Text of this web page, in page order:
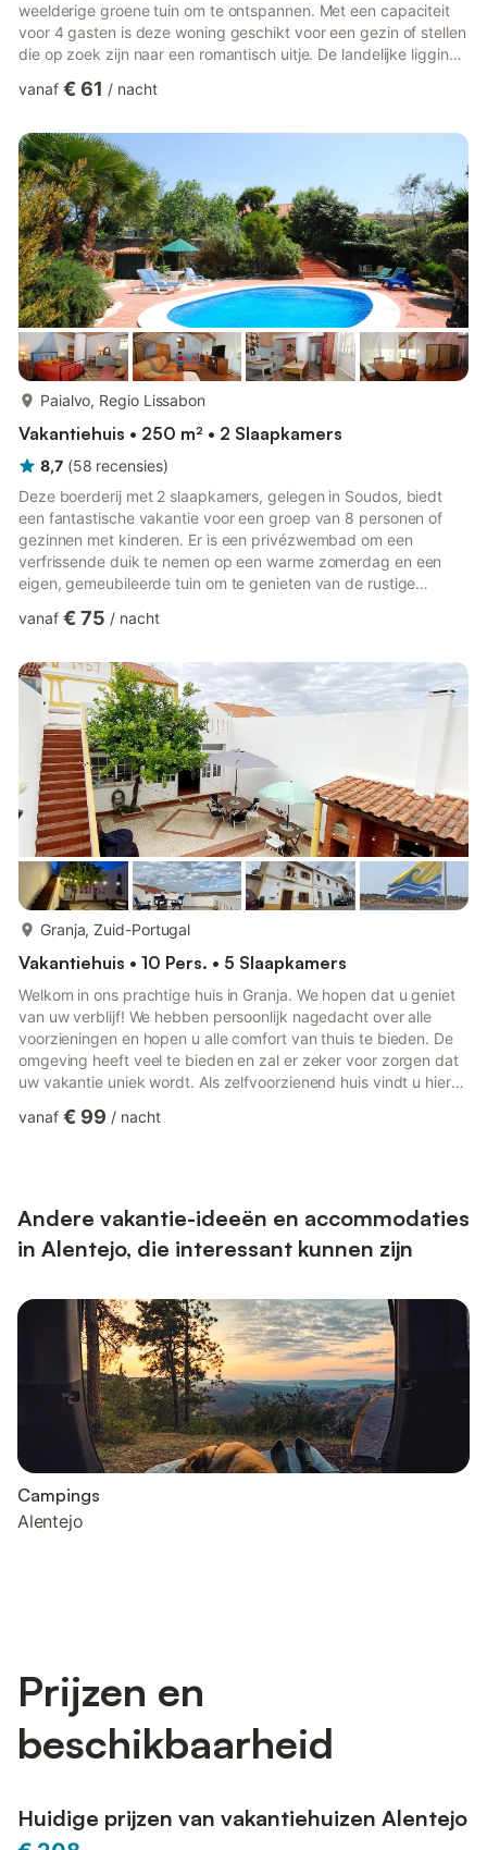
weelderige groene tuin om te ontspannen. Met een capaciteit
voor 4 gasten is deze woning geschikt voor een gezin of stellen
die op zoek zijn naar een romantisch uitje. De landelijke ligging
en de natuurpaden in de regio te verkennen. Als koken niet uw
op 1 km afstand. U kunt ook genieten van de zon en
ontspannen aan de oevers van het meer, op 10 km afstand...
vanaf € 61 / nacht
Paialvo, Regio Lissabon
Vakantiehuis • 250 m² • 2 Slaapkamers
8,7 (58 recensies)
Deze boerderij met 2 slaapkamers, gelegen in Soudos, biedt
een fantastische vakantie voor een groep van 8 personen of
gezinnen met kinderen. Er is een privézwembad om een
verfrissende duik te nemen op een warme zomerdag en een
eigen, gemeubileerde tuin om te genieten van de rustige
watersportmogelijkheden, ligt vlakbij. Nazare en Peniche, op 70
Geschiedenisliefhebbers kunnen interessante plaatsen
ontdekken zoals Batalha, Fátima en Alcobaca. Lissabon is ook
met de auto in korte tijd te bereiken...
vanaf € 75 / nacht
Granja, Zuid-Portugal
Vakantiehuis • 10 Pers. • 5 Slaapkamers
Welkom in ons prachtige huis in Granja. We hopen dat u geniet
van uw verblijf! We hebben persoonlijk nagedacht over alle
voorzieningen en hopen u alle comfort van thuis te bieden. De
omgeving heeft veel te bieden en zal er zeker voor zorgen dat
uw vakantie uniek wordt. Als zelfvoorzienend huis vindt u hier
voorzien van een koelkast, kookplaat, oven, waterkoker, vriezer
vanaf € 99 / nacht
Andere vakantie-ideeën en accommodaties
in Alentejo, die interessant kunnen zijn
Campings
Alentejo
Prijzen en
beschikbaarheid
Huidige prijzen van vakantiehuizen Alentejo